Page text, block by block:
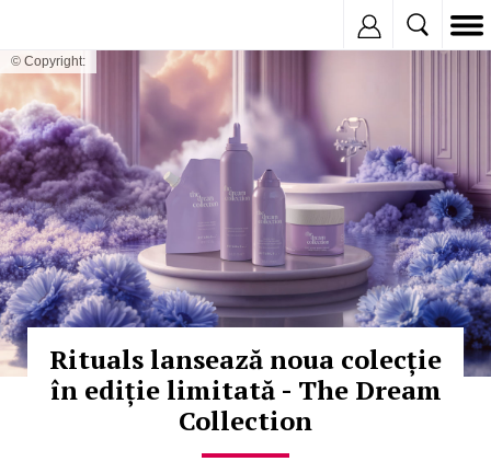
© Copyright:
Rituals lansează noua colecție
în ediție limitată - The Dream
Collection